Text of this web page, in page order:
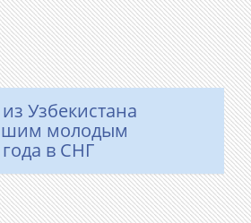
Узбекистана
молодым
в СНГ